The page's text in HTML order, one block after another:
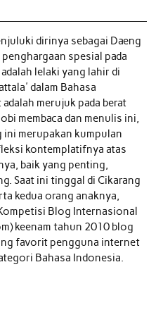
dirinya sebagai Daeng
spesial pada
lelaki yang lahir di
dalam Bahasa
merujuk pada berat
membaca dan menulis ini,
merupakan kumpulan
kontemplatifnya atas
baik yang penting,
Saat ini tinggal di Cikarang
kedua orang anaknya,
Blog Internasional
keenam tahun 2010 blog
favorit pengguna internet
Bahasa Indonesia.